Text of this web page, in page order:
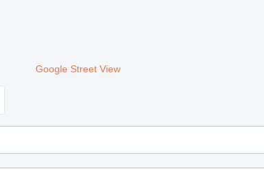
Google Street View